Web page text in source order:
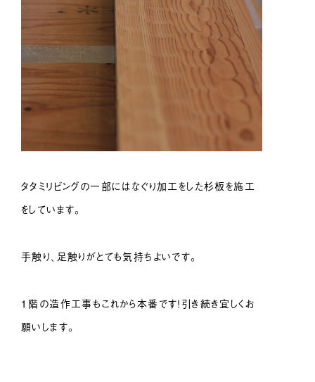
タタミリビングの一部にはなぐり加工をした杉板を施工
をしています。
手触り、足触りがとても気持ちよいです。
１階の造作工事もこれから本番です！引き続き宜しくお
願いします。